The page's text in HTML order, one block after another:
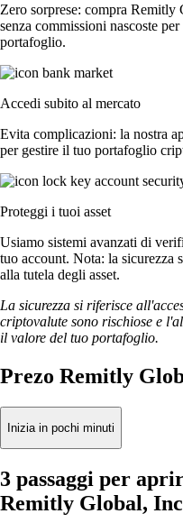
Zero sorprese: compra
senza commissioni nascoste
portafoglio.
Accedi subito al mercato
Evita complicazioni: la nostra
per gestire il tuo portafoglio
Proteggi i tuoi asset
Usiamo sistemi avanzati di
tuo account. Nota: la sicurezza
alla tutela degli asset.
La sicurezza si riferisce
criptovalute sono rischiose e
il valore del tuo portafoglio.
Prezo Remitly
Inizia in pochi minuti
3 passaggi per
Remitly Global,